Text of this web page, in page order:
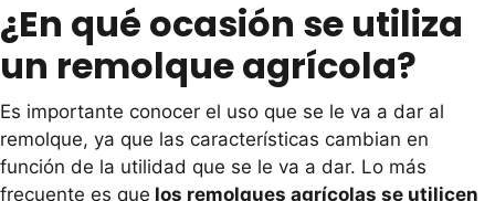
¿En qué ocasión se utiliza
un remolque agrícola?
Es importante conocer el uso que se le va a dar al
remolque, ya que las características cambian en
función de la utilidad que se le va a dar. Lo más
frecuente es que los remolques agrícolas se utilicen